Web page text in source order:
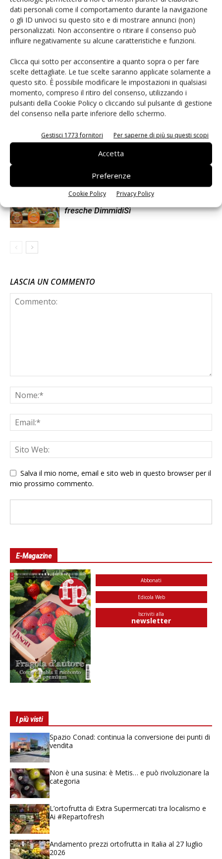
dati personali come il comportamento durante la navigazione
o gli ID univoci su questo sito e di mostrare annunci (non)
personalizzati. Non acconsentire o ritirare il consenso può
influire negativamente su alcune caratteristiche e funzioni.
Clicca qui sotto per acconsentire a quanto sopra o per fare
scelte dettagliate. Le tue scelte saranno applicate solamente a
questo sito. È possibile modificare le impostazioni in qualsiasi
momento, compreso il ritiro del consenso, utilizzando i
pulsanti della Cookie Policy o cliccando sul pulsante di gestione
del consenso nella parte inferiore dello schermo.
Gestisci 1773 fornitori Per saperne di più su questi scopi
Accetta
Preferenze
Cookie Policy Privacy Policy
Redazione
Articoli correlati Di più dello stesso autore
Ventura festeggia 90 anni con una
nuova campagna televisiva dedicata ai
Selenella, al via una campagna
La Linea Verde, campagna per le zuppe
fresche DimmidiSì
LASCIA UN COMMENTO
Salva il mio nome, email e sito web in questo browser per il
mio prossimo commento.
E-Magazine
Abbonati
Edicola Web
Iscriviti alla
newsletter
I più visti
Spazio Conad: continua la conversione dei punti di
vendita
Non è una susina: è Metis… e può rivoluzionare la
categoria
L’ortofrutta di Extra Supermercati tra localismo e
Ai #Repartofresh
Andamento prezzi ortofrutta in Italia al 27 luglio
2026